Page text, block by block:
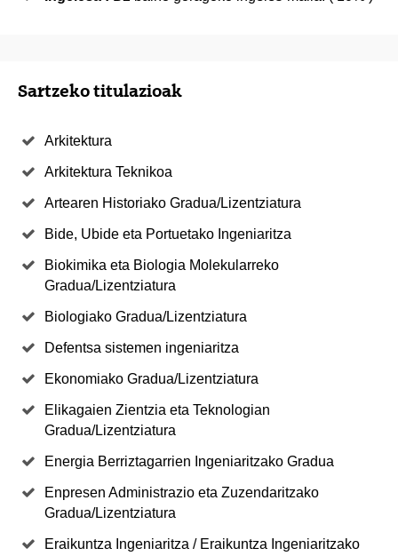
Sartzeko titulazioak
Arkitektura
Arkitektura Teknikoa
Artearen Historiako Gradua/Lizentziatura
Bide, Ubide eta Portuetako Ingeniaritza
Biokimika eta Biologia Molekularreko
Gradua/Lizentziatura
Biologiako Gradua/Lizentziatura
Defentsa sistemen ingeniaritza
Ekonomiako Gradua/Lizentziatura
Elikagaien Zientzia eta Teknologian
Gradua/Lizentziatura
Energia Berriztagarrien Ingeniaritzako Gradua
Enpresen Administrazio eta Zuzendaritzako
Gradua/Lizentziatura
Eraikuntza Ingeniaritza / Eraikuntza Ingeniaritzako